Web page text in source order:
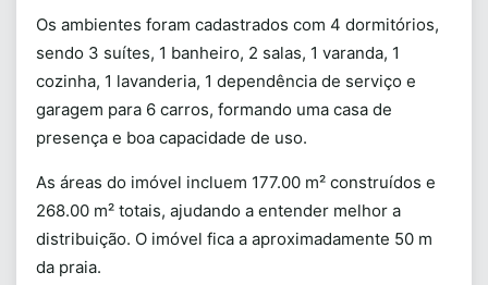
Os ambientes foram cadastrados com 4 dormitórios,
sendo 3 suítes, 1 banheiro, 2 salas, 1 varanda, 1
cozinha, 1 lavanderia, 1 dependência de serviço e
garagem para 6 carros, formando uma casa de
presença e boa capacidade de uso.
As áreas do imóvel incluem 177.00 m² construídos e
268.00 m² totais, ajudando a entender melhor a
distribuição. O imóvel fica a aproximadamente 50 m
da praia.